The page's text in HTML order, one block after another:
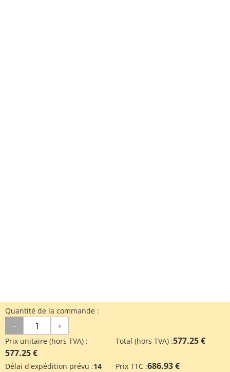
Quantité de la commande :
- +
Prix unitaire (hors TVA) :
577.25 €
Total (hors TVA) :577.25 €
Délai d'expédition prévu :14
Prix TTC :686.93 €